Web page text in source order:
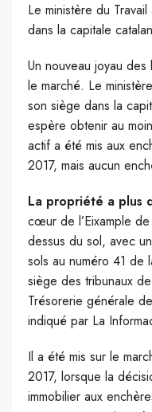
Le ministère du
dans la capitale
Un nouveau joyau
le marché. Le
son siège dans la
espère obtenir au
actif a été mis aux
2017, mais aucun
La propriété a plus
cœur de l’Eixample
dessus du sol, avec
sols au numéro 41 de
siège des tribunaux
Trésorerie générale
indiqué par La
Il a été mis sur le
2017, lorsque la
immobilier aux